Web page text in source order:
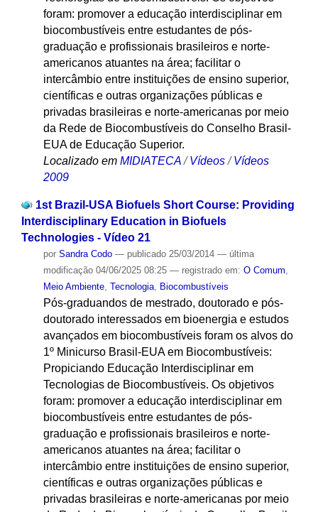
foram: promover a educação interdisciplinar em
biocombustíveis entre estudantes de pós-
graduação e profissionais brasileiros e norte-
americanos atuantes na área; facilitar o
intercâmbio entre instituições de ensino superior,
científicas e outras organizações públicas e
privadas brasileiras e norte-americanas por meio
da Rede de Biocombustíveis do Conselho Brasil-
EUA de Educação Superior.
Localizado em MIDIATECA /Vídeos /Vídeos
2009
1st Brazil-USA Biofuels Short Course: Providing
Interdisciplinary Education in Biofuels
Technologies - Vídeo 21
por Sandra Codo — publicado25/03/2014 — última
modificação04/06/2025 08:25 — registrado em: O Comum
Meio Ambiente, Tecnologia, Biocombustíveis
Pós-graduandos de mestrado, doutorado e pós-
doutorado interessados em bioenergia e estudos
avançados em biocombustíveis foram os alvos do
1º Minicurso Brasil-EUA em Biocombustíveis:
Propiciando Educação Interdisciplinar em
Tecnologias de Biocombustíveis. Os objetivos
foram: promover a educação interdisciplinar em
biocombustíveis entre estudantes de pós-
graduação e profissionais brasileiros e norte-
americanos atuantes na área; facilitar o
intercâmbio entre instituições de ensino superior,
científicas e outras organizações públicas e
privadas brasileiras e norte-americanas por meio